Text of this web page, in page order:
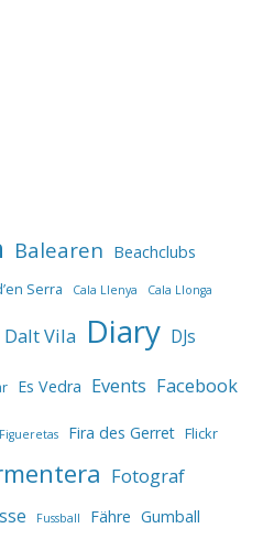
Balearen Beachclubs
Serra Cala Llenya Cala Llonga
Dalt Vila Diary DJs
Es Vedra Events Facebook
Figueretas Fira des Gerret Flickr
Fotograf
Fussball Fähre Gumball